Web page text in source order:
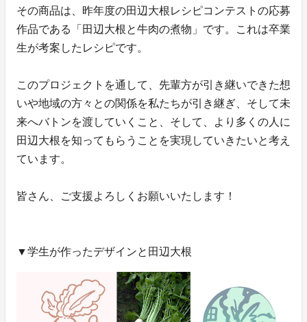
その商品は、昨年度の田辺大根レシピコンテストの応募
作品である「田辺大根と牛肉の煮物」です。これは卒業
生が考案したレシピです。
このプロジェクトを通して、先輩方が引き継いできた想
いや地域の方々との関係を私たちが引き継ぎ、そして未
来へバトンを渡していくこと、そして、より多くの人に
田辺大根を知ってもらうことを実現していきたいと考え
ています。
皆さん、ご支援よろしくお願いいたします！
▼学生が作ったデザインと田辺大根